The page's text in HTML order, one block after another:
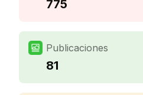
775
Publicaciones
81